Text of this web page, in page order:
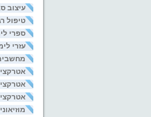
עיצוב
טיפול
ספרי
עזרי